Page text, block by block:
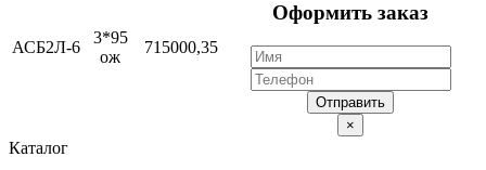
АСБ2Л-6
3*95
ож
715000,35
Оформить заказ
Отправить
×
Каталог